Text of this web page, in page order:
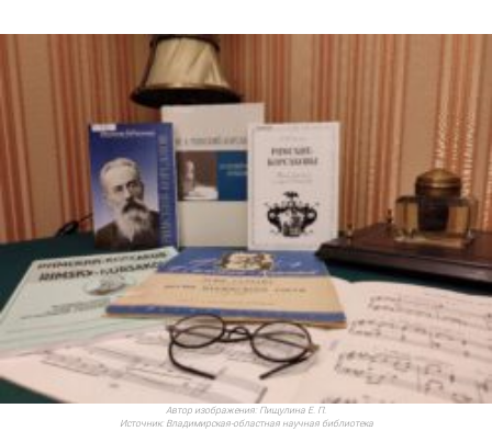
Автор изображения: Пищулина Е. П.
Источник: Владимирская-областная научная библиотека